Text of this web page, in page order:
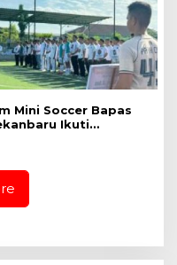
Mini Soccer Bapas
Ikuti